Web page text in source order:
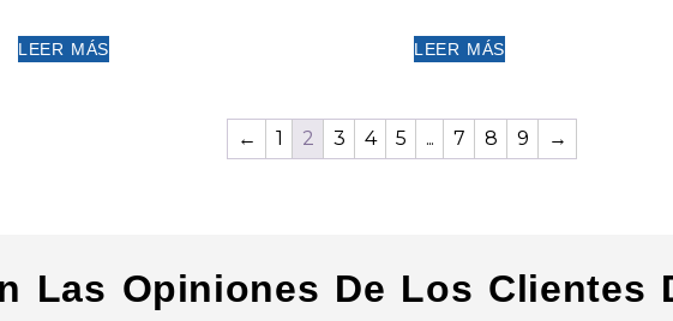
LEER MÁS LEER MÁS
← 1 2 3 4 5 ... 7 8 9 →
Las Opiniones De Los Clientes